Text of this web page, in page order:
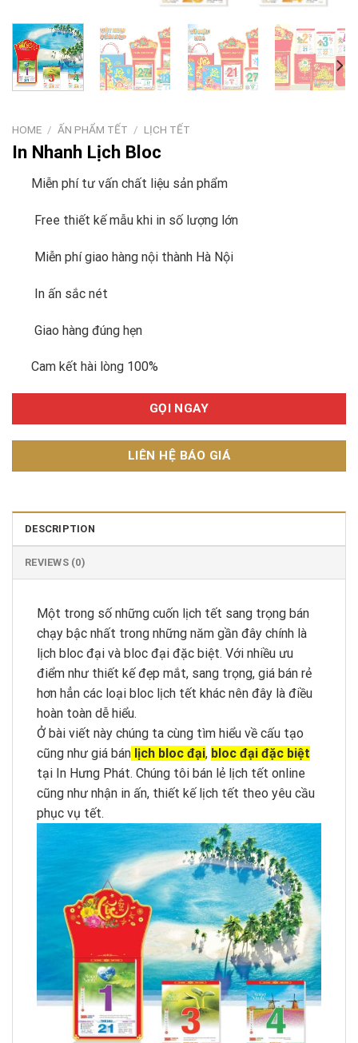
HOME / ẤN PHẨM TẾT / LỊCH TẾT
In Nhanh Lịch Bloc
Miễn phí tư vấn chất liệu sản phẩm
Free thiết kế mẫu khi in số lượng lớn
Miễn phí giao hàng nội thành Hà Nội
In ấn sắc nét
Giao hàng đúng hẹn
Cam kết hài lòng 100%
GỌI NGAY
LIÊN HỆ BÁO GIÁ
DESCRIPTION
REVIEWS (0)
Một trong số những cuốn lịch tết sang trọng bán
chạy bậc nhất trong những năm gần đây chính là
lịch bloc đại và bloc đại đặc biệt. Với nhiều ưu
điểm như thiết kế đẹp mắt, sang trọng, giá bán rẻ
hơn hẳn các loại bloc lịch tết khác nên đây là điều
hoàn toàn dễ hiểu.
Ở bài viết này chúng ta cùng tìm hiểu về cấu tạo
cũng như giá bán lịch bloc đại, bloc đại đặc biệt
tại In Hưng Phát. Chúng tôi bán lẻ lịch tết online
cũng như nhận in ấn, thiết kế lịch tết theo yêu cầu
phục vụ tết.